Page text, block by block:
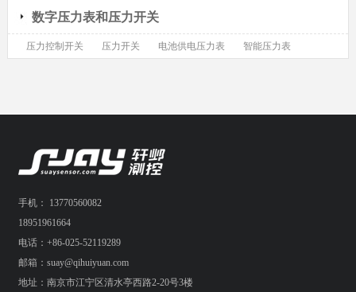
数字压力表和压力开关
压力控制开关 压力开关 电池供电压力表 智能压力表
手机： 13770560082
18951961664
电话：+86-025-52119289
邮箱：suay@qihuiyuan.com
地址：南京市江宁区清水亭西路2-20号3楼